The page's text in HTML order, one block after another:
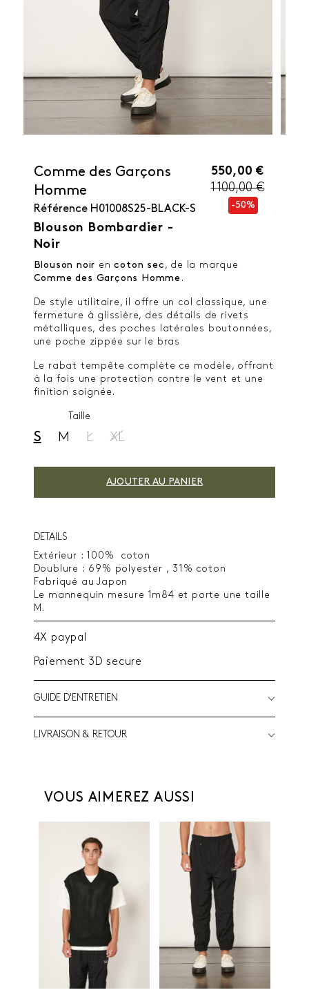
Comme des Garçons
Homme
Référence H01008S25-BLACK-S
Blouson Bombardier -
Noir
550,00 €
1 100,00 €
-50%
Blouson noir encoton sec , de la marque
Comme des Garçons Homme .
De style utilitaire, il offre un col classique, une
fermeture à glissière, des détails de rivets
métalliques, des poches latérales boutonnées,
une poche zippée sur le bras
Le rabat tempête complète ce modèle, offrant
à la fois une protection contre le vent et une
finition soignée.
Taille
S M L XL
AJOUTER AU PANIER
DETAILS
Extérieur : 100%
coton
Doublure : 69% polyester , 31% coton
Fabriqué au Japon
Le mannequin mesure 1m84 et porte une taille
M.
4X paypal
Paiement 3D secure
GUIDE D'ENTRETIEN
LIVRAISON & RETOUR
VOUS AIMEREZ AUSSI